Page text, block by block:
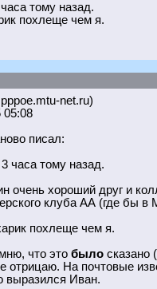
тому назад.
похлеще чем я.
net.ru)
писал:
часа тому назад.
очень хороший друг и
клуба АА (где бы в
похлеще чем я.
что это былосказано
отрицаю. На почтовые
выразился Иван.